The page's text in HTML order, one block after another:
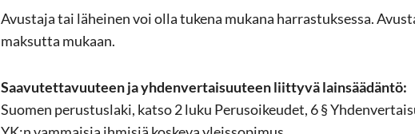
Avus­ta­ja tai lä­hei­nen voi olla tu­ke­na mu­ka­na har­ras­tuk­ses­sa.
mak­sut­ta mu­kaan.
Saa­vu­tet­ta­vuu­teen ja yh­den­ver­tai­suu­teen liit­ty­vä lain­sää­dän­tö:
Suo­men pe­rus­tus­la­ki, katso 2 luku Pe­rus­oi­keu­det, 6 §